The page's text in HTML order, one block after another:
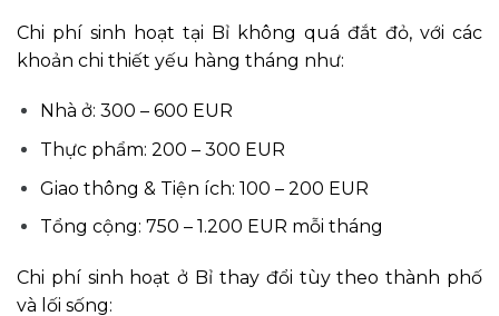
Chi phí sinh hoạt tại Bỉ không quá đắt đỏ, với các
khoản chi thiết yếu hàng tháng như:
Nhà ở: 300 – 600 EUR
Thực phẩm: 200 – 300 EUR
Giao thông & Tiện ích: 100 – 200 EUR
Tổng cộng: 750 – 1.200 EUR mỗi tháng
Chi phí sinh hoạt ở Bỉ thay đổi tùy theo thành phố
và lối sống: